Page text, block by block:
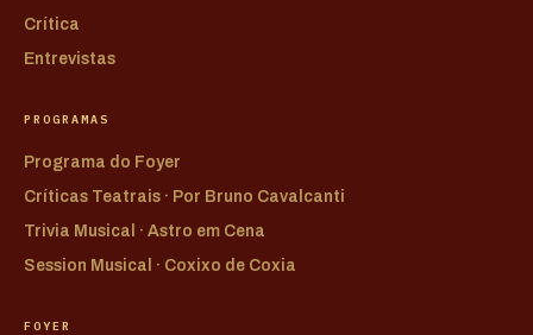
Crítica
Entrevistas
PROGRAMAS
Programa do Foyer
Críticas Teatrais · Por Bruno Cavalcanti
Trivia Musical · Astro em Cena
Session Musical · Coxixo de Coxia
FOYER